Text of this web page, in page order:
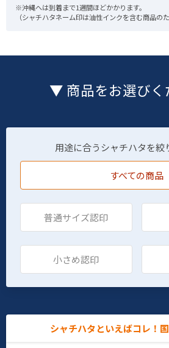
※沖縄へは到着まで1週間ほどかかります。
（シャチハタネーム印は油性インクを含む商品の
▼ 商品をお選び
用途に合うシャチハタを絞
すべての商品
普通サイズ認印
小さめ認印
シャチハタといえばコレ！